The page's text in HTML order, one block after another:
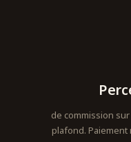
12,5% de
plafond.